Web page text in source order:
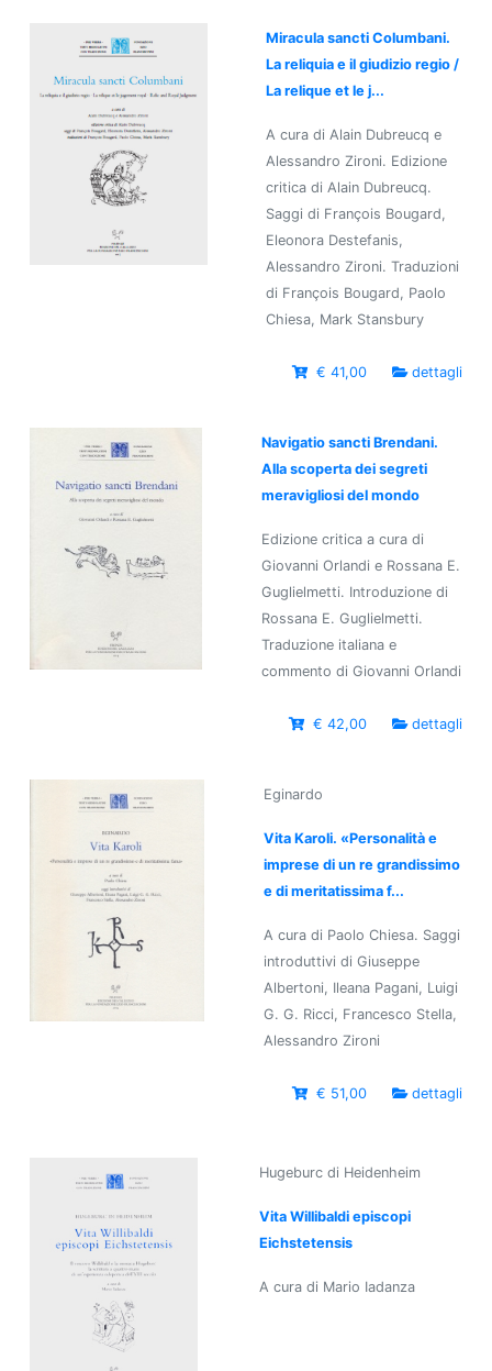
Miracula sancti Columbani.
La reliquia e il giudizio regio /
La relique et le j...
A cura di Alain Dubreucq e
Alessandro Zironi. Edizione
critica di Alain Dubreucq.
Saggi di François Bougard,
Eleonora Destefanis,
Alessandro Zironi. Traduzioni
di François Bougard, Paolo
Chiesa, Mark Stansbury
€ 41,00 dettagli
Navigatio sancti Brendani.
Alla scoperta dei segreti
meravigliosi del mondo
Edizione critica a cura di
Giovanni Orlandi e Rossana E.
Guglielmetti. Introduzione di
Rossana E. Guglielmetti.
Traduzione italiana e
commento di Giovanni Orlandi
€ 42,00 dettagli
Eginardo
Vita Karoli. «Personalità e
imprese di un re grandissimo
e di meritatissima f...
A cura di Paolo Chiesa. Saggi
introduttivi di Giuseppe
Albertoni, Ileana Pagani, Luigi
G. G. Ricci, Francesco Stella,
Alessandro Zironi
€ 51,00 dettagli
Hugeburc di Heidenheim
Vita Willibaldi episcopi
Eichstetensis
A cura di Mario Iadanza